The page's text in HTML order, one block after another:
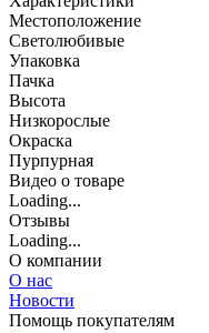
Местоположение
Светолюбивые
Упаковка
Пачка
Высота
Низкорослые
Окраска
Пурпурная
Видео о товаре
Loading...
Отзывы
Loading...
О компании
О нас
Новости
Помощь покупателям